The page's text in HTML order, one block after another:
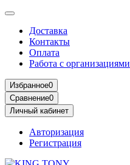
Доставка
Контакты
Оплата
Работа с организациями
Избранное0
Сравнение0
Личный кабинет
Авторизация
Регистрация